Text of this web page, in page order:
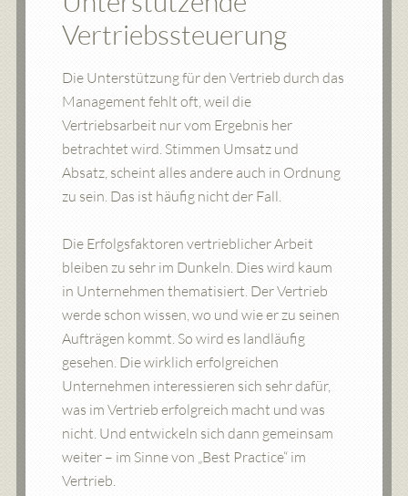
Vertriebssteuerung
Die Unterstützung für den Vertrieb durch das
Management fehlt oft, weil die
Vertriebsarbeit nur vom Ergebnis her
betrachtet wird. Stimmen Umsatz und
Absatz, scheint alles andere auch in Ordnung
zu sein. Das ist häufig nicht der Fall.
Die Erfolgsfaktoren vertrieblicher Arbeit
bleiben zu sehr im Dunkeln. Dies wird kaum
in Unternehmen thematisiert. Der Vertrieb
werde schon wissen, wo und wie er zu seinen
Aufträgen kommt. So wird es landläufig
gesehen. Die wirklich erfolgreichen
Unternehmen interessieren sich sehr dafür,
was im Vertrieb erfolgreich macht und was
nicht. Und entwickeln sich dann gemeinsam
weiter – im Sinne von „Best Practice“ im
Vertrieb.